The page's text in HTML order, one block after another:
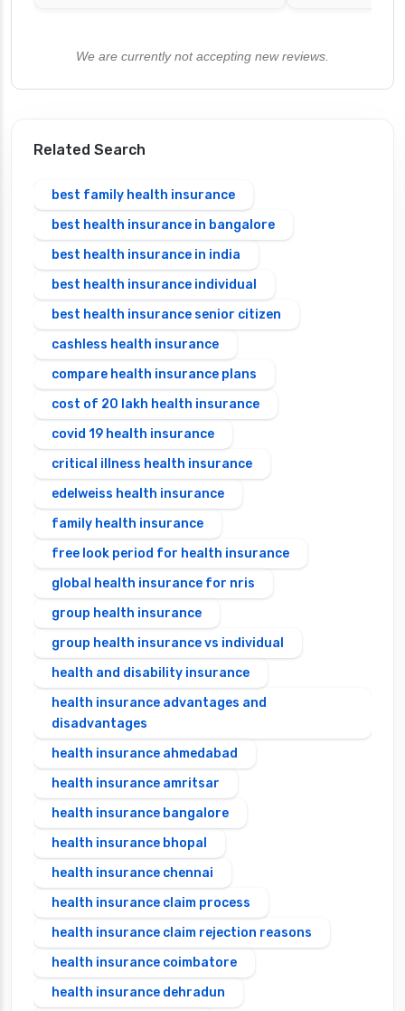
We are currently not accepting new reviews.
Related Search
best family health insurance
best health insurance in bangalore
best health insurance in india
best health insurance individual
best health insurance senior citizen
cashless health insurance
compare health insurance plans
cost of 20 lakh health insurance
covid 19 health insurance
critical illness health insurance
edelweiss health insurance
family health insurance
free look period for health insurance
global health insurance for nris
group health insurance
group health insurance vs individual
health and disability insurance
health insurance advantages and
disadvantages
health insurance ahmedabad
health insurance amritsar
health insurance bangalore
health insurance bhopal
health insurance chennai
health insurance claim process
health insurance claim rejection reasons
health insurance coimbatore
health insurance dehradun